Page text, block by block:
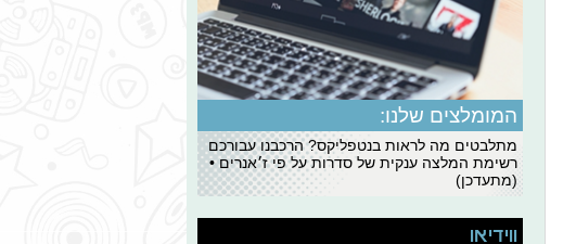
המומלצים שלנו:
מתלבטים מה לראות בנטפליקס? הרכבנו עבורכם
רשימת המלצה ענקית של סדרות על פי ז׳אנרים •
(מתעדכן)
ווידיאו